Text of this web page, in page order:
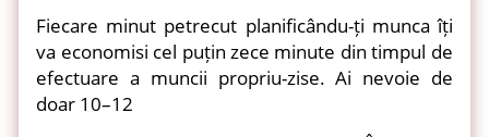
Fiecare minut petrecut planificându-ți munca îți
va economisi cel puțin zece minute din timpul de
efectuare a muncii propriu-zise. Ai nevoie de
doar 10–12